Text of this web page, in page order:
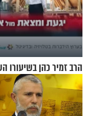
הרב זמיר כהן בשיעורו